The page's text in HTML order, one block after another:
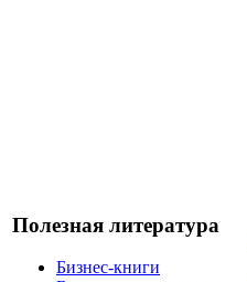
Полезная литература
Бизнес-книги